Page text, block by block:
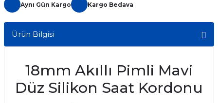
Aynı Gün Kargo Kargo Bedava
Ürün Bilgisi
18mm Akıllı Pimli Mavi
Düz Silikon Saat Kordonu